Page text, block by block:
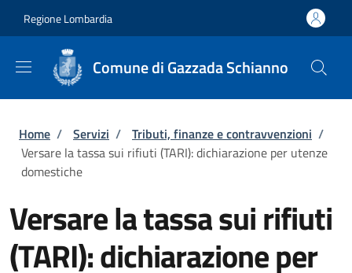
Regione Lombardia
Comune di Gazzada Schianno
Briciole di pane
Home / Servizi / Tributi, finanze e contravvenzioni /
Versare la tassa sui rifiuti (TARI): dichiarazione per utenze
domestiche
Versare la tassa sui rifiuti
(TARI): dichiarazione per